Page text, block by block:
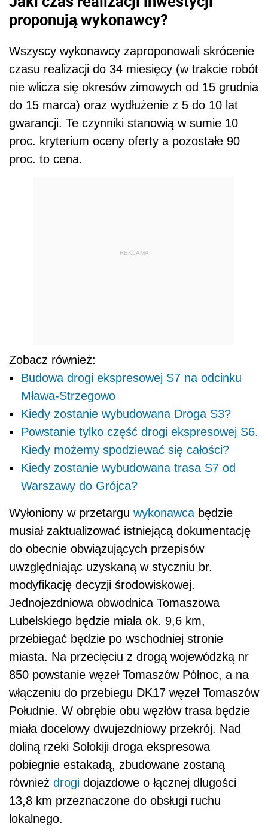
proponują wykonawcy?
Wszyscy wykonawcy zaproponowali skrócenie
czasu realizacji do 34 miesięcy (w trakcie robót
nie wlicza się okresów zimowych od 15 grudnia
do 15 marca) oraz wydłużenie z 5 do 10 lat
gwarancji. Te czynniki stanowią w sumie 10
proc. kryterium oceny oferty a pozostałe 90
proc. to cena.
REKLAMA
Zobacz również:
Budowa drogi ekspresowej S7 na odcinku
Mława-Strzegowo
Kiedy zostanie wybudowana Droga S3?
Powstanie tylko część drogi ekspresowej S6.
Kiedy możemy spodziewać się całości?
Kiedy zostanie wybudowana trasa S7 od
Warszawy do Grójca?
Wyłoniony w przetargu wykonawca będzie
musiał zaktualizować istniejącą dokumentację
do obecnie obwiązujących przepisów
uwzględniając uzyskaną w styczniu br.
modyfikację decyzji środowiskowej.
Jednojezdniowa obwodnica Tomaszowa
Lubelskiego będzie miała ok. 9,6 km,
przebiegać będzie po wschodniej stronie
miasta. Na przecięciu z drogą wojewódzką nr
850 powstanie węzeł Tomaszów Północ, a na
włączeniu do przebiegu DK17 węzeł Tomaszów
Południe. W obrębie obu węzłów trasa będzie
miała docelowy dwujezdniowy przekrój. Nad
doliną rzeki Sołokiji droga ekspresowa
pobiegnie estakadą, zbudowane zostaną
również drogi dojazdowe o łącznej długości
13,8 km przeznaczone do obsługi ruchu
lokalnego.